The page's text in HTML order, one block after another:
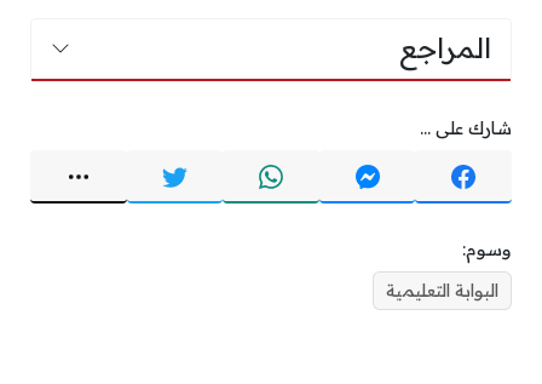
المراجع
شارك على ...
وسوم:
البوابة التعليمية